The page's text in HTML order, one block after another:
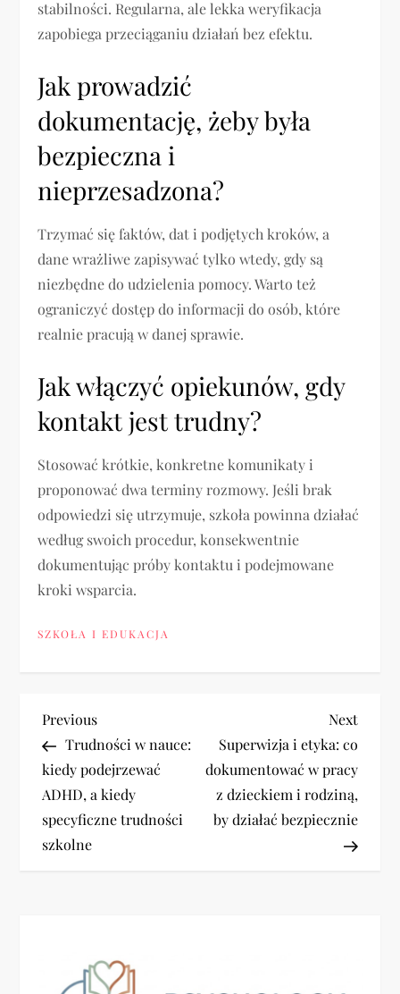
stabilności. Regularna, ale lekka weryfikacja
zapobiega przeciąganiu działań bez efektu.
Jak prowadzić
dokumentację, żeby była
bezpieczna i
nieprzesadzona?
Trzymać się faktów, dat i podjętych kroków, a
dane wrażliwe zapisywać tylko wtedy, gdy są
niezbędne do udzielenia pomocy. Warto też
ograniczyć dostęp do informacji do osób, które
realnie pracują w danej sprawie.
Jak włączyć opiekunów, gdy
kontakt jest trudny?
Stosować krótkie, konkretne komunikaty i
proponować dwa terminy rozmowy. Jeśli brak
odpowiedzi się utrzymuje, szkoła powinna działać
według swoich procedur, konsekwentnie
dokumentując próby kontaktu i podejmowane
kroki wsparcia.
SZKOŁA I EDUKACJA
N
a
w
i
Previous
Post
Previous
Trudności w nauce:
kiedy podejrzewać
ADHD, a kiedy
specyficzne trudności
szkolne
Next
Post
Next
Superwizja i etyka: co
dokumentować w pracy
z dzieckiem i rodziną,
by działać bezpiecznie